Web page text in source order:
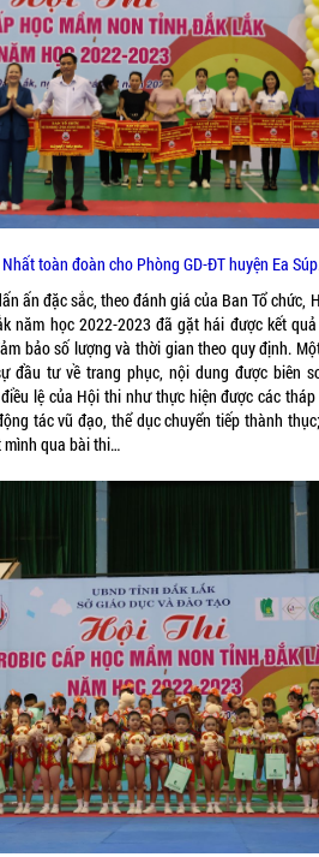
toàn đoàn cho Phòng GD-ĐT huyện Ea
ấn đặc sắc, theo đánh giá của Ban Tổ chức,
năm học 2022-2023 đã gặt hái được kết
bảo số lượng và thời gian theo quy định.
đầu tư về trang phục, nội dung được biên
lệ của Hội thi như thực hiện được các
tác vũ đạo, thể dục chuyển tiếp thành
mình qua bài thi…